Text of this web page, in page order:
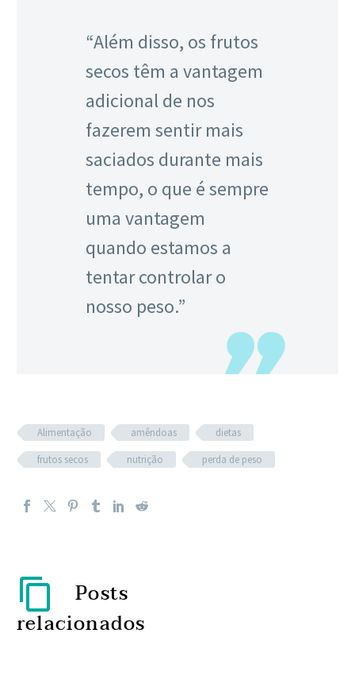
“Além disso, os frutos
secos têm a vantagem
adicional de nos
fazerem sentir mais
saciados durante mais
tempo, o que é sempre
uma vantagem
quando estamos a
tentar controlar o
nosso peso.”
Alimentação amêndoas
dietas
frutos secos
nutrição perda de peso
Posts
relacionados